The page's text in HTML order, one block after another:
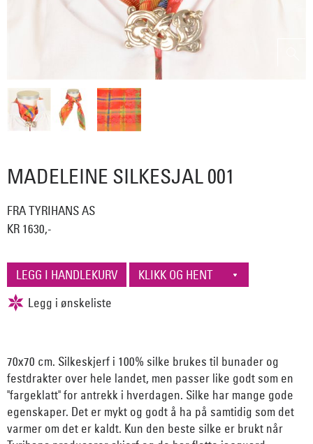
MADELEINE SILKESJAL 001
FRA TYRIHANS AS
KR 1630,-
70x70 cm. Silkeskjerf i 100% silke brukes til bunader og
festdrakter over hele landet, men passer like godt som en
"fargeklatt" for antrekk i hverdagen. Silke har mange gode
egenskaper. Det er mykt og godt å ha på samtidig som det
varmer om det er kaldt. Kun den beste silke er brukt når